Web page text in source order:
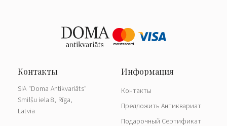
SIA "Doma Antikvariāts"
Smilšu iela 8, Rīga,
Latvia
Контакты
Предложить Антиквариат
Подарочный Сертификат